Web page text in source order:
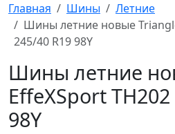
Главная Шины
Летние
Шины летние новые
245/40 R19 98Y
Шины летние
EffeXSport
98Y